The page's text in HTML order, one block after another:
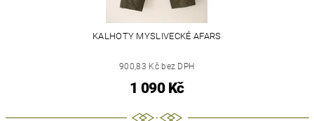
KALHOTY MYSLIVECKÉ AFARS
900,83 Kč bez DPH
1 090 Kč